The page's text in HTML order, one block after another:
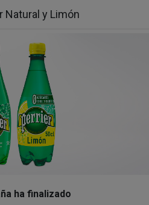
Natural y Limón
ha finalizado